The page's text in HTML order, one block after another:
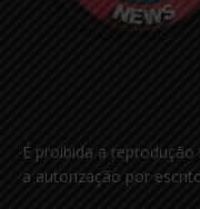
É proibida a
a autorização por